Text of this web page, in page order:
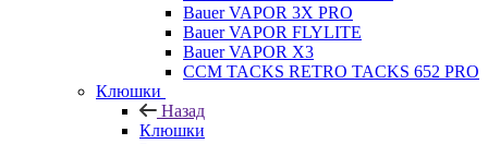
Bauer VAPOR 3X PRO
Bauer VAPOR FLYLITE
Bauer VAPOR X3
CCM TACKS RETRO TACKS 652 PRO
Клюшки
Назад
Клюшки